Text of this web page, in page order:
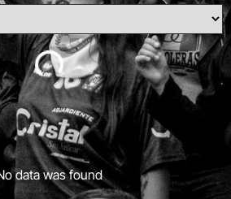
data was found